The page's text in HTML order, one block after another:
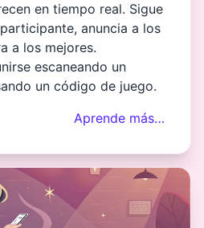
en tiempo real. Sigue
anuncia a los
a los mejores.
escaneando un
un código de juego.
Aprende más…